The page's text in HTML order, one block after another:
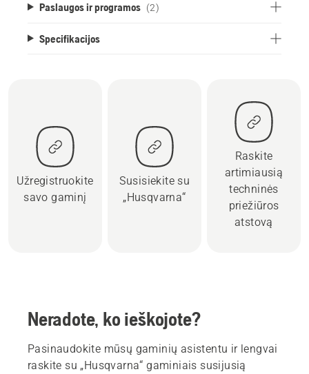
Paslaugos ir programos (2)
Specifikacijos
Užregistruokite
savo gaminį
Susisiekite su
„Husqvarna“
Raskite
artimiausią
techninės
priežiūros
atstovą
Neradote, ko ieškojote?
Pasinaudokite mūsų gaminių asistentu ir lengvai
raskite su „Husqvarna“ gaminiais susijusią